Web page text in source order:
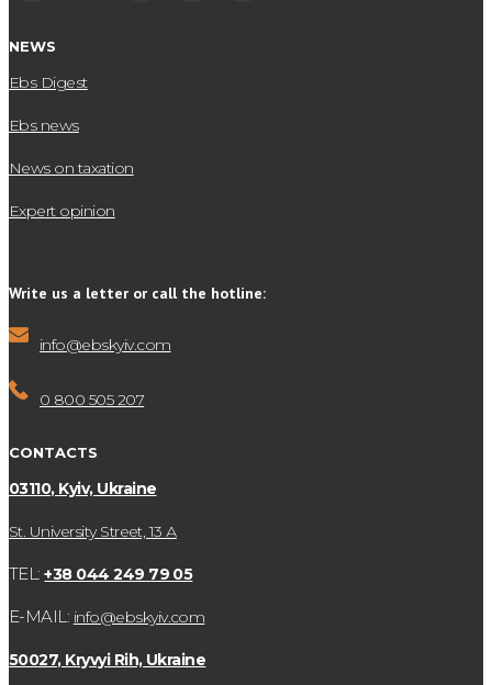
NEWS
Ebs Digest
Ebs news
News on taxation
Expert opinion
Write us a letter or call the hotline:
info@ebskyiv.com
0 800 505 207
CONTACTS
03110, Kyiv, Ukraine
St. University Street, 13 А
TEL:+38 044 249 79 05
E-MAIL: info@ebskyiv.com
50027, Kryvyi Rih, Ukraine